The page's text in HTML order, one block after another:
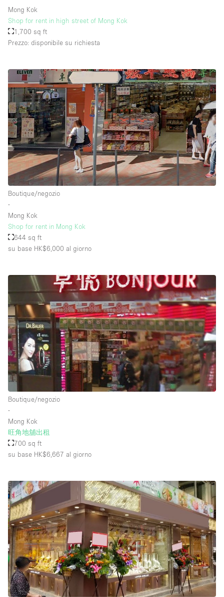
Mong Kok
Shop for rent in high street of Mong Kok
1,700 sq ft
Prezzo: disponibile su richiesta
Boutique/negozio
∙
Mong Kok
Shop for rent in Mong Kok
644 sq ft
su base HK$6,000 al giorno
Boutique/negozio
∙
Mong Kok
旺角地舖出租
700 sq ft
su base HK$6,667 al giorno